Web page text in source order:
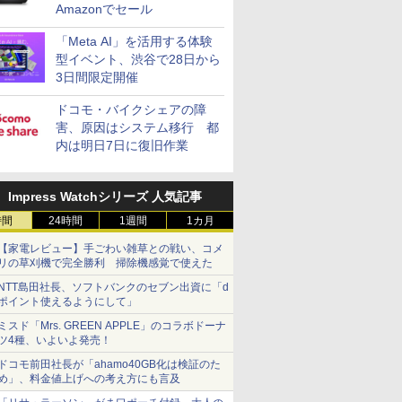
Amazonでセール
「Meta AI」を活用する体験
型イベント、渋谷で28日から
3日間限定開催
ドコモ・バイクシェアの障
害、原因はシステム移行 都
内は明日7日に復旧作業
Impress Watchシリーズ 人気記事
24時間 1週間 1カ月
家電レビュー】手ごわい雑草との戦い、コメ
の草刈機で完全勝利 掃除機感覚で使えた
島田社長、ソフトバンクのセブン出資に「d
イント使えるようにして」
スド「Mrs. GREEN APPLE」のコラボドーナ
4種、いよいよ発売！
コモ前田社長が「ahamo40GB化は検証のた
」、料金値上げへの考え方にも言及